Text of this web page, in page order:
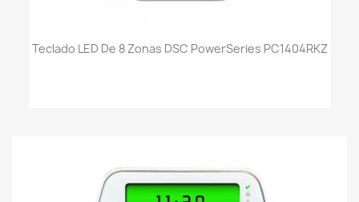
Teclado LED De 8 Zonas DSC PowerSeries PC1404RKZ